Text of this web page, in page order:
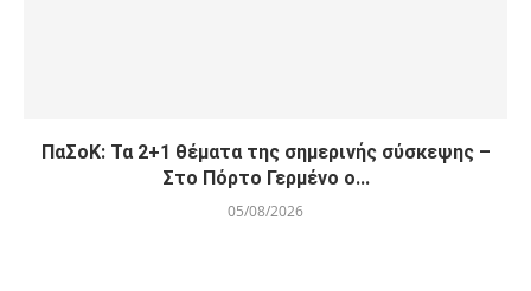
ΠαΣοΚ: Τα 2+1 θέματα της σημερινής σύσκεψης –
Στο Πόρτο Γερμένο ο...
05/08/2026